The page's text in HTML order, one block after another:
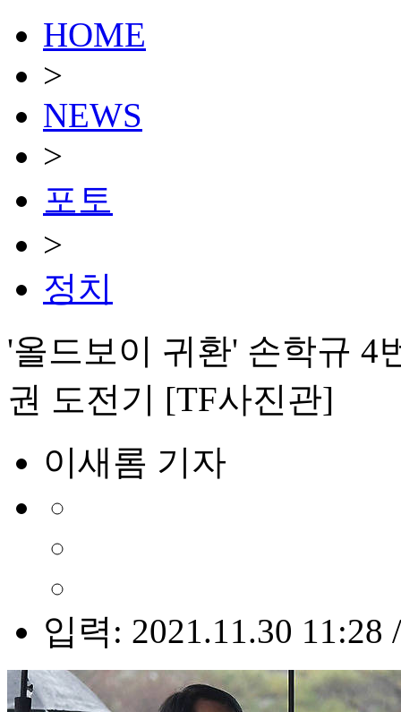
HOME
>
NEWS
>
포토
>
정치
'올드보이 귀환' 손학규 4
권 도전기 [TF사진관]
이새롬 기자
입력: 2021.11.30 11:28